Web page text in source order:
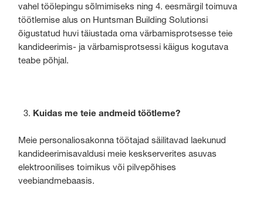
vahel töölepingu sõlmimiseks ning 4. eesmärgil toimuva
töötlemise alus on Huntsman Building Solutionsi
õigustatud huvi täiustada oma värbamisprotsesse teie
kandideerimis- ja värbamisprotsessi käigus kogutava
teabe põhjal.
Kuidas me teie andmeid töötleme?
Meie personaliosakonna töötajad säilitavad laekunud
kandideerimisavaldusi meie keskserverites asuvas
elektroonilises toimikus või pilvepõhises
veebiandmebaasis.